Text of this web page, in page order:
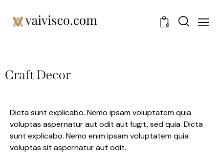
0
Craft Decor
Dicta sunt explicabo. Nemo ipsam voluptatem quia
voluptas aspernatur aut odit aut fugit, sed quia. Dicta
sunt explicabo. Nemo enim ipsam voluptatem quia
voluptas sit aspernatur aut odit.